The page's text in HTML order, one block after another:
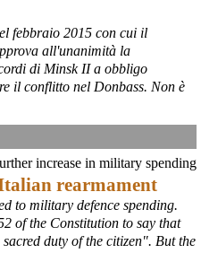
Taranto dopo la chiusura
di predisporre un
le conseguenze
fermata dell’area a caldo e ha
di formulare proposte
valuta positivamente
febbraio 2015 con cui il
all'unanimità la
di Minsk II a obbligo
il conflitto nel Donbass. Non è
increase in military spending
rearmament
to military defence spending.
of the Constitution to say that
duty of the citizen". But the